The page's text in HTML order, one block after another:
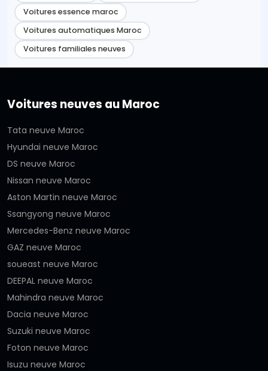
Voitures essence maroc
Voitures automatiques Maroc
Voitures familiales neuves
Voitures neuves au Maroc
Tata neuve Maroc
Hyundai neuve Maroc
DS neuve Maroc
Nissan neuve Maroc
Aston Martin neuve Maroc
Ssangyong neuve Maroc
Mercedes-Benz neuve Maroc
GAZ neuve Maroc
soueast neuve Maroc
DEEPAL neuve Maroc
Mahindra neuve Maroc
Dacia neuve Maroc
Suzuki neuve Maroc
Foton neuve Maroc
Isuzu neuve Maroc